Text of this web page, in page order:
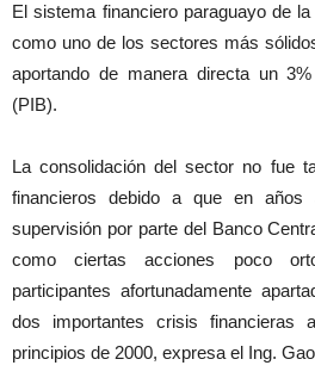
El sistema financiero paraguayo de
como uno de los sectores más
aportando de manera directa un
(PIB).
La consolidación del sector no fue
financieros debido a que en años
supervisión por parte del Banco
como ciertas acciones poco
participantes afortunadamente
dos importantes crisis
principios de 2000, expresa el Ing.